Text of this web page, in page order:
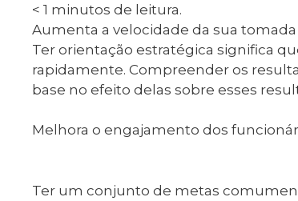
< 1 minutos de leitura.
Aumenta a velocidade da sua
Ter orientação estratégica significa
rapidamente. Compreender os
base no efeito delas sobre esses
Melhora o engajamento dos
Ter um conjunto de metas